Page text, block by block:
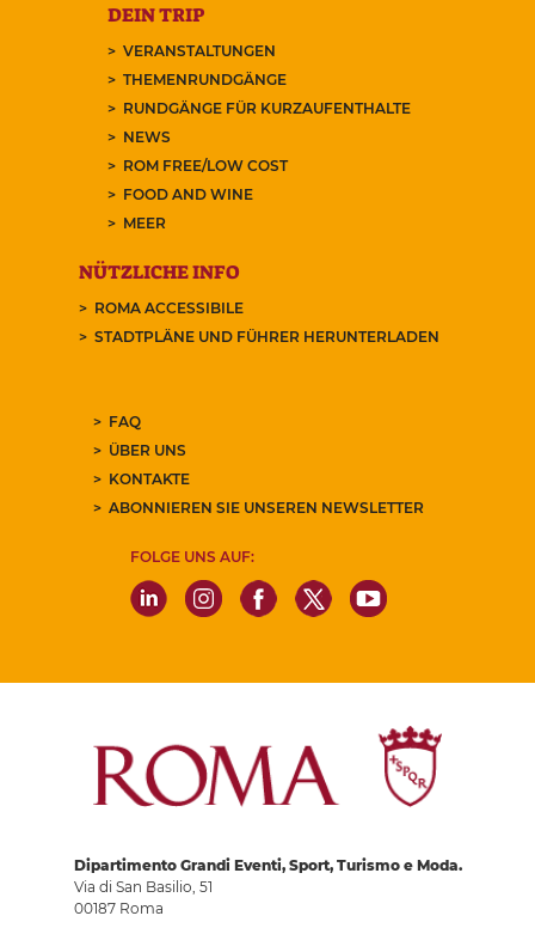
DEIN TRIP
VERANSTALTUNGEN
THEMENRUNDGÄNGE
RUNDGÄNGE FÜR KURZAUFENTHALTE
NEWS
ROM FREE/LOW COST
FOOD AND WINE
MEER
NÜTZLICHE INFO
ROMA ACCESSIBILE
STADTPLÄNE UND FÜHRER HERUNTERLADEN
FAQ
ÜBER UNS
KONTAKTE
ABONNIEREN SIE UNSEREN NEWSLETTER
FOLGE UNS AUF:
Dipartimento Grandi Eventi, Sport, Turismo e Moda.
Via di San Basilio, 51
00187 Roma